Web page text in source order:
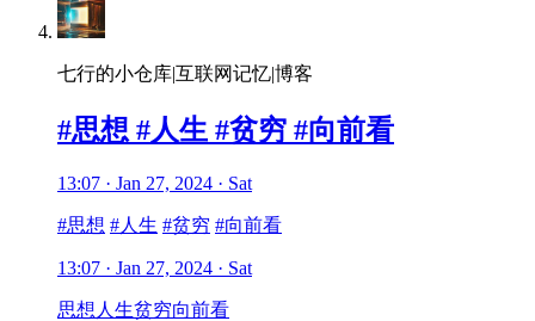
七行的小仓库|互联网记忆|博客
#思想 #人生 #贫穷 #向前看
13:07 · Jan 27, 2024 · Sat
#思想 #人生 #贫穷 #向前看
13:07 · Jan 27, 2024 · Sat
思想 人生贫穷向前看